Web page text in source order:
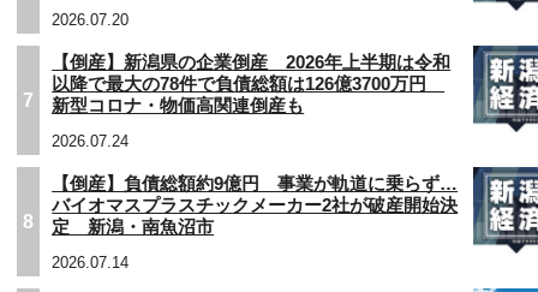
2026.07.20
7
【倒産】新潟県の企業倒産 2026年上半期は令和
以降で最大の78件で負債総額は126億3700万円
新型コロナ・物価高関連倒産も
2026.07.24
8
【倒産】負債総額約9億円 事業が軌道に乗らず…
バイオマスプラスチックメーカー2社が破産開始決
定 新潟・南魚沼市
2026.07.14